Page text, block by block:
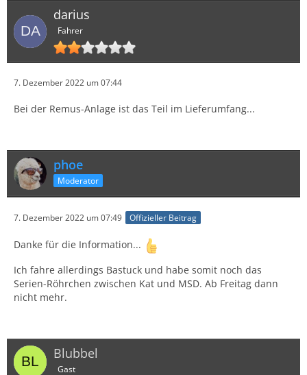
darius
Fahrer
7. Dezember 2022 um 07:44
Bei der Remus-Anlage ist das Teil im Lieferumfang...
phoe
Moderator
7. Dezember 2022 um 07:49 Offizieller Beitrag
Danke für die Information...
Ich fahre allerdings Bastuck und habe somit noch das
Serien-Röhrchen zwischen Kat und MSD. Ab Freitag dann
nicht mehr.
Blubbel
Gast